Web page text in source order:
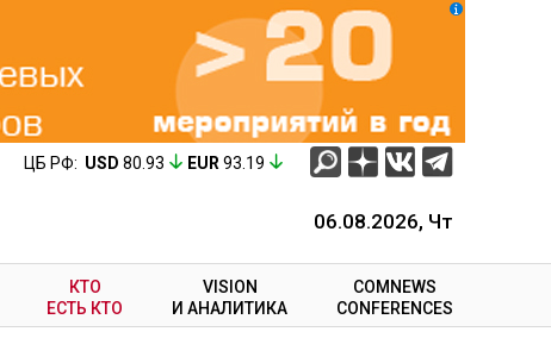
ЦБ РФ: USD 80.93 EUR 93.19
06.08.2026, Чт
КТО
ЕСТЬ КТО
VISION
И АНАЛИТИКА
COMNEWS
CONFERENCES